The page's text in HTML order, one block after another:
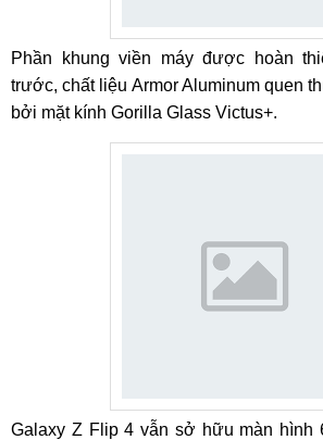
Phần khung viền máy được hoàn
trước, chất liệu Armor Aluminum quen
bởi mặt kính Gorilla Glass Victus+.
Galaxy Z Flip 4 vẫn sở hữu màn hình